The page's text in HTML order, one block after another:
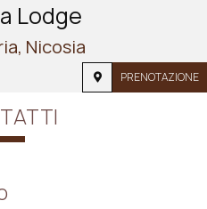
Lodge
Nicosia
PRENOTAZIONE